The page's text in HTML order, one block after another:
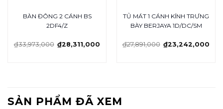
BÀN ĐÔNG 2 CÁNH BS
2DF4/Z
₫33,973,000 ₫28,311,000
TỦ MÁT 1 CÁNH KÍNH TRƯNG
BÀY BERJAYA 1D/DC/SM
₫27,891,000 ₫23,242,000
SẢN PHẨM ĐÃ XEM